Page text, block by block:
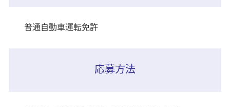
普通自動車運転免許
応募方法